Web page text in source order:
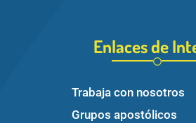
Enlaces de
Trabaja con nosotros
Grupos apostólicos